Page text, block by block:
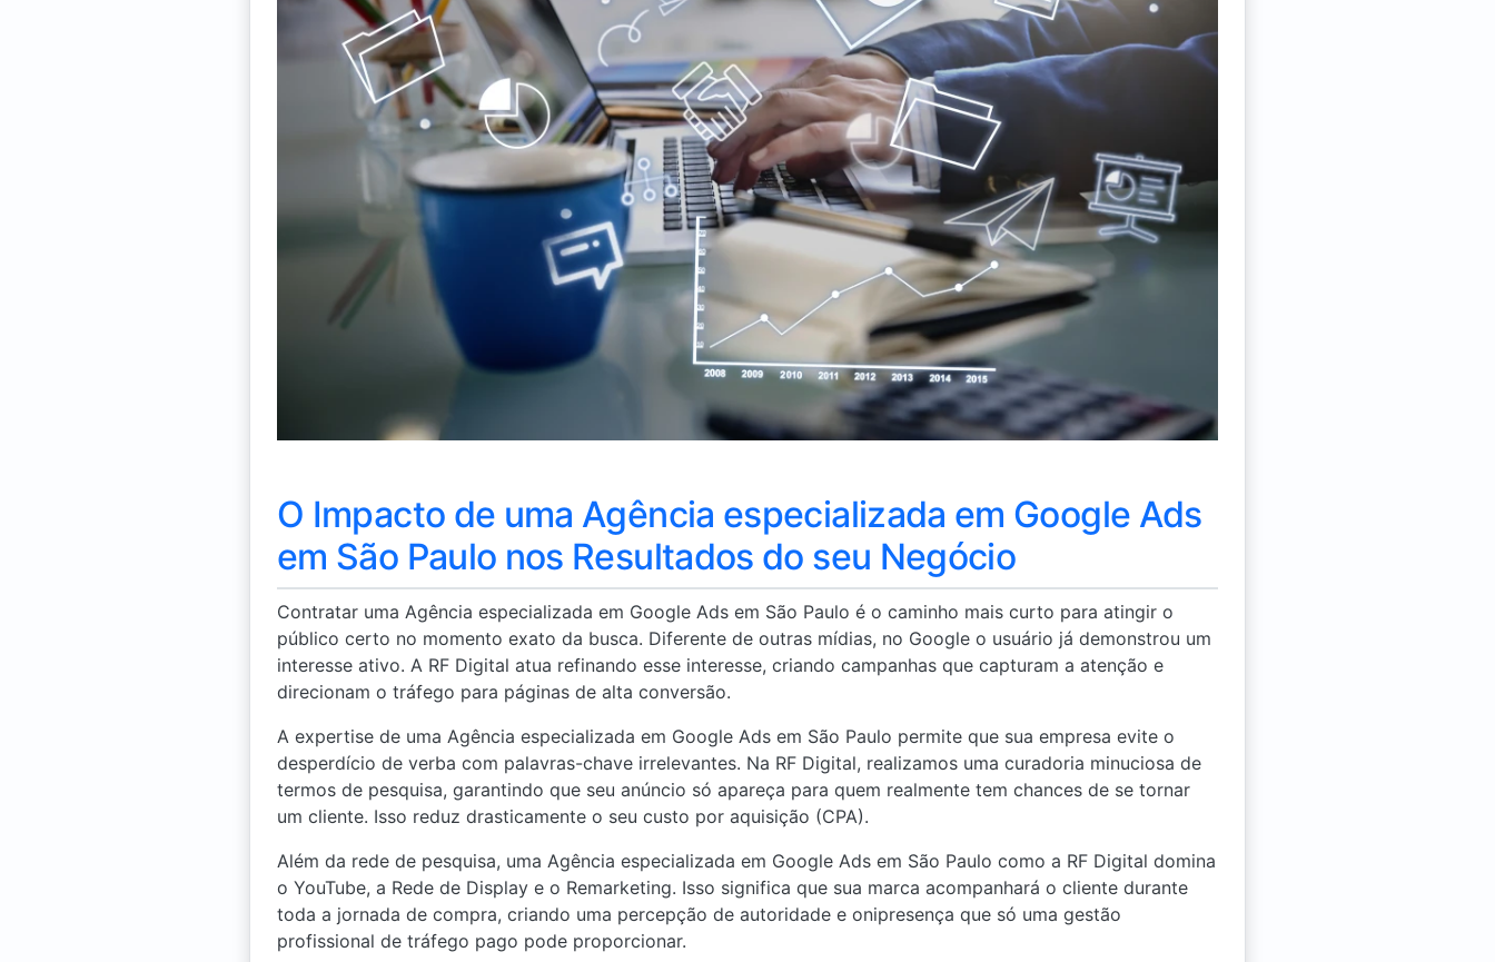
O Impacto de uma Agência especializada em Google Ads
em São Paulo nos Resultados do seu Negócio
Contratar uma Agência especializada em Google Ads em São Paulo é o caminho mais curto para atingir o
público certo no momento exato da busca. Diferente de outras mídias, no Google o usuário já demonstrou um
interesse ativo. A RF Digital atua refinando esse interesse, criando campanhas que capturam a atenção e
direcionam o tráfego para páginas de alta conversão.
A expertise de uma Agência especializada em Google Ads em São Paulo permite que sua empresa evite o
desperdício de verba com palavras-chave irrelevantes. Na RF Digital, realizamos uma curadoria minuciosa de
termos de pesquisa, garantindo que seu anúncio só apareça para quem realmente tem chances de se tornar
um cliente. Isso reduz drasticamente o seu custo por aquisição (CPA).
Além da rede de pesquisa, uma Agência especializada em Google Ads em São Paulo como a RF Digital domina
o YouTube, a Rede de Display e o Remarketing. Isso significa que sua marca acompanhará o cliente durante
toda a jornada de compra, criando uma percepção de autoridade e onipresença que só uma gestão
profissional de tráfego pago pode proporcionar.